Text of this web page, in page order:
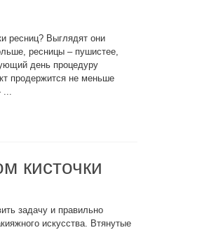
ресниц? Выглядят они
ресницы – пушистее,
день процедуру
продержится не меньше
кисточки
задачу и правильно
искусства. Втянутые